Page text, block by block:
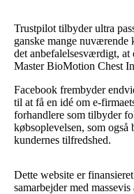
Trustpilot tilbyder ultra
ganske mange nuværende
det anbefalelsesværdigt,
Master BioMotion Chest
Facebook frembyder
til at få en idé om e-
forhandlere som tilbyder
købsoplevelsen, som
kundernes tilfredshed.
Dette website er
samarbejder med